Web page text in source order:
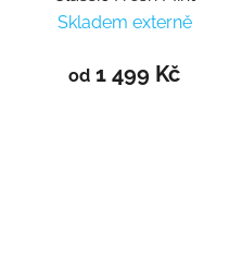
Skladem externě
od 1 499 Kč